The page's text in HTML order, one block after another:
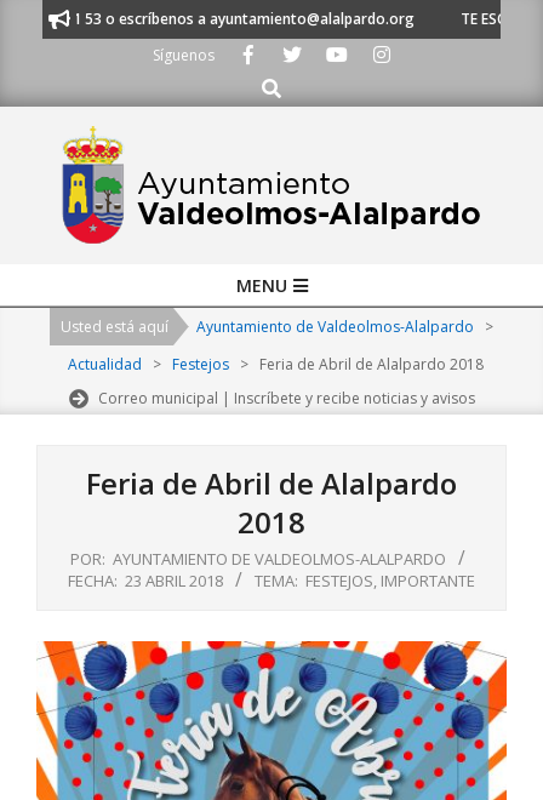
21 53 o escríbenos a ayuntamiento@alalpardo.org
TE ESCUCHAMOS -
Síguenos
Buscar
Navigation
MENU
Usted está aquí Ayuntamiento de Valdeolmos-Alalpardo
>
Actualidad
> Festejos > Feria de Abril de Alalpardo 2018
Correo municipal | Inscríbete y recibe noticias y avisos
Feria de Abril de Alalpardo
2018
POR: AYUNTAMIENTO DE VALDEOLMOS-ALALPARDO
FECHA: 23 ABRIL 2018 TEMA: FESTEJOS, IMPORTANTE